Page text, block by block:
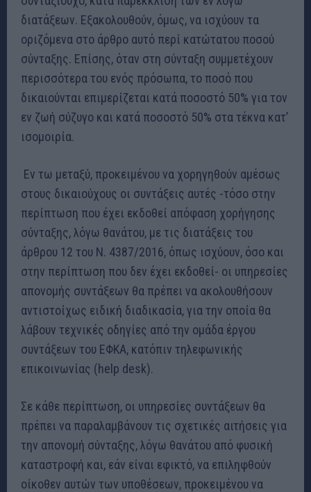
διατάξεων. Εξακολουθούν, όμως, να ισχύουν τα
οριζόμενα στο άρθρο αυτό περί κατώτατου ποσού
σύνταξης. Επίσης, όταν στη σύνταξη συμμετέχουν
περισσότερα του ενός πρόσωπα, το ποσό που
δικαιούνται επιμερίζεται κατά ποσοστό 50% για τον
εν ζωή σύζυγο και κατά ποσοστό 50% στα τέκνα κατ’
ισομοιρία.
Εν τω μεταξύ, προκειμένου να χορηγηθούν αμέσως
στους δικαιούχους οι συντάξεις αυτές -τόσο στην
περίπτωση που έχει εκδοθεί απόφαση χορήγησης
σύνταξης, λόγω θανάτου, με τις διατάξεις του
άρθρου 12 του Ν. 4387/2016, όπως ισχύουν, όσο και
στην περίπτωση που δεν έχει εκδοθεί- οι υπηρεσίες
απονομής συντάξεων θα πρέπει να ακολουθήσουν
αντιστοίχως ειδική διαδικασία, για την οποία θα
λάβουν τεχνικές οδηγίες από την ομάδα έργου
συντάξεων του ΕΦΚΑ, κατόπιν τηλεφωνικής
επικοινωνίας (help desk).
Σε κάθε περίπτωση, οι υπηρεσίες συντάξεων θα
πρέπει να παραλαμβάνουν τις σχετικές αιτήσεις για
την απονομή σύνταξης, λόγω θανάτου από φυσική
καταστροφή και, εάν είναι εφικτό, να επιληφθούν
οίκοθεν αυτών των υποθέσεων, προκειμένου να